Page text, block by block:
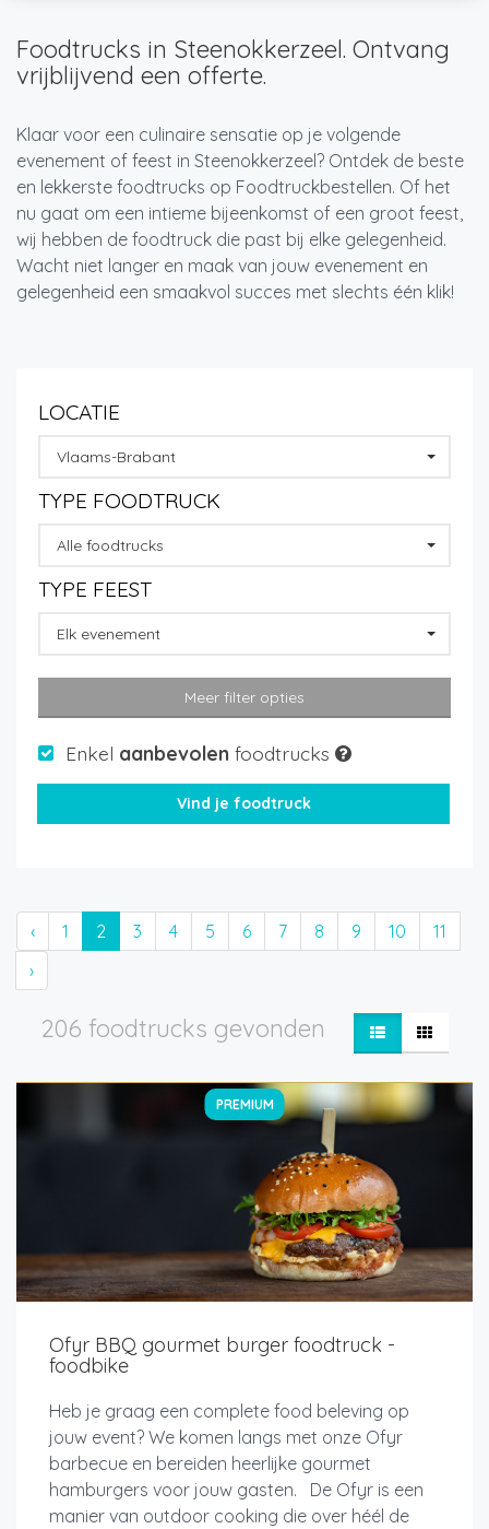
Foodtrucks in Steenokkerzeel. Ontvang
vrijblijvend een offerte.
Klaar voor een culinaire sensatie op je volgende
evenement of feest in Steenokkerzeel? Ontdek de beste
en lekkerste foodtrucks op Foodtruckbestellen. Of het
nu gaat om een intieme bijeenkomst of een groot feest,
wij hebben de foodtruck die past bij elke gelegenheid.
Wacht niet langer en maak van jouw evenement en
gelegenheid een smaakvol succes met slechts één klik!
LOCATIE
Vlaams-Brabant
TYPE FOODTRUCK
Alle foodtrucks
TYPE FEEST
Elk evenement
Meer filter opties
Enkel aanbevolen foodtrucks
‹ 1 2 3 4 5 6 7 8 9 10
11
›
206 foodtrucks gevonden
PREMIUM
Ofyr BBQ gourmet burger foodtruck -
foodbike
Heb je graag een complete food beleving op
jouw event? We komen langs met onze Ofyr
barbecue en bereiden heerlijke gourmet
hamburgers voor jouw gasten. De Ofyr is een
manier van outdoor cooking die over héél de